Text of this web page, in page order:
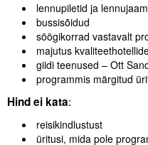
lennupiletid ja
bussisõidud
söögikorrad vastavalt
majutus
giidi teenused – Ott
programmis märgitud
Hind ei kata:
reisikindlustust
üritusi, mida pole